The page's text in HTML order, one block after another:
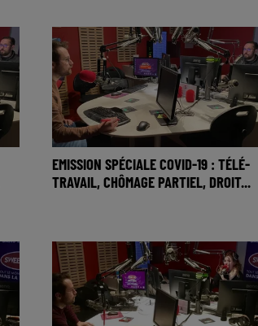
EMISSION SPÉCIALE COVID-19 : TÉLÉ-
TRAVAIL, CHÔMAGE PARTIEL, DROIT...